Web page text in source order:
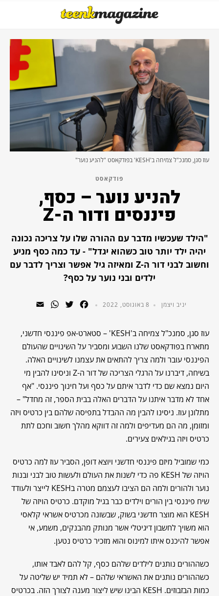
עוז סגן, סמנכ"ל צמיחה ב'KESH' בפודקאסט "להניע נוער"
פודקאסט
להניע נוער – כסף,
פיננסים ודור ה-Z
"הילד שעכשיו מדבר עם ההורה שלו על צריכה נכונה
יהיה ילד יותר טוב כשהוא יגדל" - עד כמה כסף מניע
וחשוב לבני דור ה-Z ומאיזה גיל אפשר וצריך לדבר עם
ילדים ובני נוער על כסף?
יניב ויצמן 8 באוגוסט, 2022 Facebook
Twitter
WhatsApp
עוז סגן, סמנכ"ל צמיחה ב'KESH' – סטארט-אפ פיננסי חדשני,
מתארח בפודקאסט שלנו השבוע ומסביר על השינויים שהעולם
הפיננסי עובר ולמה צריך להתאים את עצמנו לשינויים האלה.
בשיחה, דיברנו על הרגלי הצריכה של דור ה-Z וניסינו להבין מי
היום נמצא שם כדי לדבר איתם על כסף ועל חינוך פיננסי. "אף
אחד לא מדבר איתנו על הדברים האלה בבית הספר, זה מחדל" –
מתלונן עוז. ניסינו להבין מה ההבדל בתפיסה שלהם בין כרטיס ויזה
ומזומן, מה הם מעדיפים ולמה זה דווקא מהלך חשוב וחכם לתת
כרטיס ויזה בגילאים צעירים.
כמי שמוביל מיזם פיננסי חדשני ויוצא דופן, הסביר עוז למה כרטיס
הויזה של KESH פה כדי לשנות את העולם ולעשות טוב לבני ובנות
נוער ולהורים ולמה הם הציבו לעצמם מטרה בKESH לייצר ולעודד
שיח פיננסי בין הורים וילדים כבר בגיל מוקדם. כרטיס הויזה של
KESH הוא מוצר חדשני בשוק, שבשונה מכרטיס אשראי קלאסי
הוא משויך לחשבון דיגיטלי אשר מנותק מהבנקים, משמע, אי
אפשר להיכנס איתו למינוס והוא מזכיר כרטיס נטען.
כשההורים נותנים לילדים שלהם כסף, קל להם לאבד אותו,
כשההורים נותנים את האשראי שלהם – לא תמיד יש שליטה על
כמות הבזבוזים. KESH הבינו שיש ליצור מענה לצורך הזה. בכרטיס